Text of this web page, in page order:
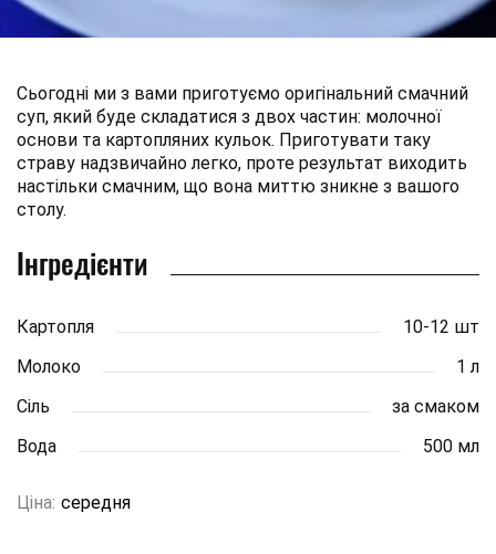
Сьогодні ми з вами приготуємо оригінальний смачний
суп, який буде складатися з двох частин: молочної
основи та картопляних кульок. Приготувати таку
страву надзвичайно легко, проте результат виходить
настільки смачним, що вона миттю зникне з вашого
столу.
Інгредієнти
Картопля
10-12 шт
Молоко
1 л
Сіль
за смаком
Вода
500 мл
Ціна: середня